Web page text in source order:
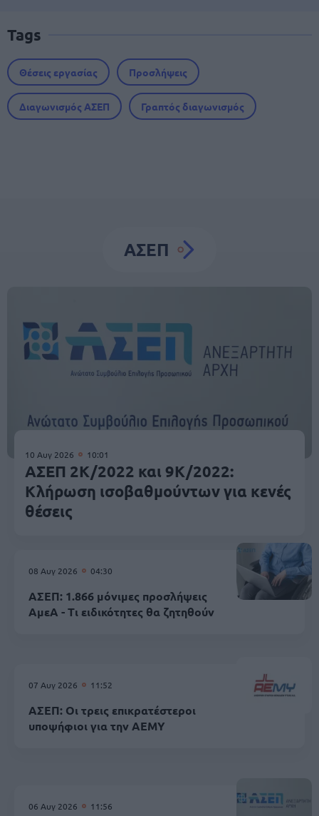
Tags
Θέσεις εργασίας Προσλήψεις
Διαγωνισμός ΑΣΕΠ Γραπτός διαγωνισμός
ΑΣΕΠ
10 Αυγ 2026 10:01
ΑΣΕΠ 2Κ/2022 και 9Κ/2022:
Κλήρωση ισοβαθμούντων για κενές
θέσεις
08 Αυγ 2026 04:30
ΑΣΕΠ: 1.866 μόνιμες προσλήψεις
ΑμεΑ - Τι ειδικότητες θα ζητηθούν
07 Αυγ 2026 11:52
ΑΣΕΠ: Οι τρεις επικρατέστεροι
υποψήφιοι για την ΑΕΜΥ
06 Αυγ 2026 11:56